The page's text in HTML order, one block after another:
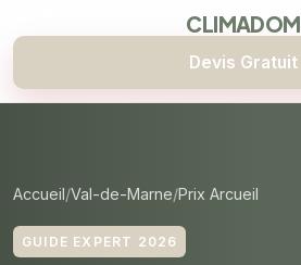
CLIMADOM
Devis Gratuit
Accueil Val-de-Marne Prix Arcueil
GUIDE EXPERT 2026